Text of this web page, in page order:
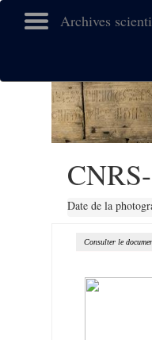
Archives
Date de la
Consulter le